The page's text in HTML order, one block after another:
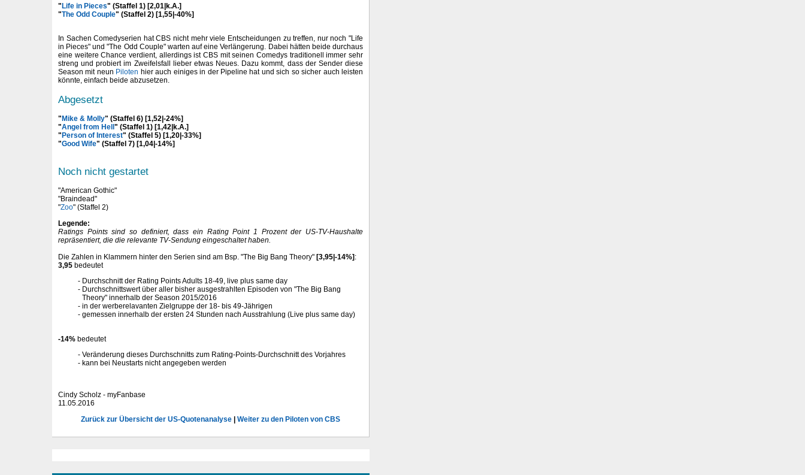
"Life in Pieces" (Staffel 1) [2,01|k.A.]
"The Odd Couple" (Staffel 2) [1,55|-40%]
In Sachen Comedyserien hat CBS nicht mehr viele Entscheidungen zu treffen, nur noch "Life
in Pieces" und "The Odd Couple" warten auf eine Verlängerung. Dabei hätten beide durchaus
eine weitere Chance verdient, allerdings ist CBS mit seinen Comedys traditionell immer sehr
streng und probiert im Zweifelsfall lieber etwas Neues. Dazu kommt, dass der Sender diese
Season mit neun Piloten hier auch einiges in der Pipeline hat und sich so sicher auch leisten
könnte, einfach beide abzusetzen.
Abgesetzt
" Mike & Molly" (Staffel 6) [1,52|-24%]
"Angel from Hell " (Staffel 1) [1,42|k.A.]
" Person of Interest" (Staffel 5) [1,20|-33%]
"Good Wife" (Staffel 7) [1,04|-14%]
Noch nicht gestartet
"American Gothic"
"Braindead"
"Zoo" (Staffel 2)
Legende:
Ratings Points sind so definiert, dass ein Rating Point 1 Prozent der US-TV-Haushalte
repräsentiert, die die relevante TV-Sendung eingeschaltet haben.
Die Zahlen in Klammern hinter den Serien sind am Bsp. "The Big Bang Theory" [3,95|-14%]:
3,95 bedeutet
Durchschnitt der Rating Points Adults 18-49, live plus same day
Durchschnittswert über aller bisher ausgestrahlten Episoden von "The Big Bang
Theory" innerhalb der Season 2015/2016
in der werberelavanten Zielgruppe der 18- bis 49-Jährigen
gemessen innerhalb der ersten 24 Stunden nach Ausstrahlung (Live plus same day)
-14% bedeutet
Veränderung dieses Durchschnitts zum Rating-Points-Durchschnitt des Vorjahres
kann bei Neustarts nicht angegeben werden
Cindy Scholz - myFanbase
11.05.2016
Zurück zur Übersicht der US-Quotenanalyse | Weiter zu den Piloten von CBS